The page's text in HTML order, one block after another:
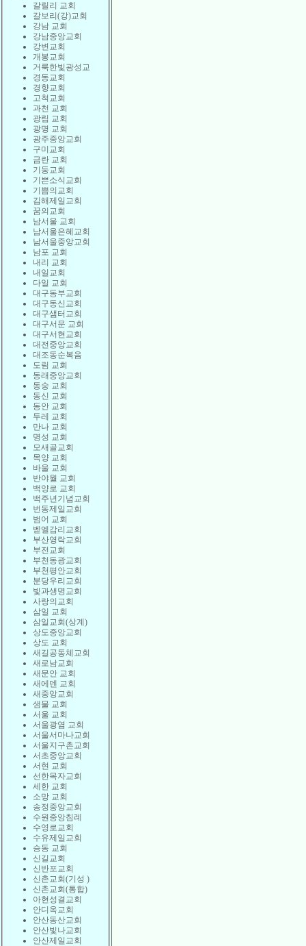
갈릴리 교회
갈보리(강)교회
강남 교회
강남중앙교회
강변교회
개봉교회
거룩한빛광성교
경동교회
경향교회
고척교회
과천 교회
광림 교회
광명 교회
광주중앙교회
구미교회
금란 교회
기둥교회
기쁜소식교회
기쁨의교회
김해제일교회
꿈의교회
남서울 교회
남서울은혜교회
남서울중앙교회
남포 교회
내리 교회
내일교회
다일 교회
대구동부교회
대구동신교회
대구샘터교회
대구서문 교회
대구서현교회
대전중앙교회
대조동순복음
도림 교회
동래중앙교회
동숭 교회
동신 교회
동안 교회
두레 교회
만나 교회
명성 교회
모새골교회
목양 교회
바울 교회
반야월 교회
백양로 교회
백주년기념교회
번동제일교회
범어 교회
벧엘감리교회
부산영락교회
부전교회
부천동광교회
부천평안교회
분당우리교회
빛과생명교회
사랑의교회
삼일 교회
삼일교회(상계)
상도중앙교회
상도 교회
새길공동체교회
새로남교회
새문안 교회
새에덴 교회
새중앙교회
샘물 교회
서울 교회
서울광염 교회
서울서마나교회
서울지구촌교회
서초중앙교회
서현 교회
선한목자교회
세한 교회
소망 교회
송정중앙교회
수원중앙침례
수영로교회
수유제일교회
승동 교회
신길교회
신반포교회
신촌교회(기성 )
신촌교회(통합)
아현성결교회
안디옥교회
안산동산교회
안산빛나교회
안산제일교회